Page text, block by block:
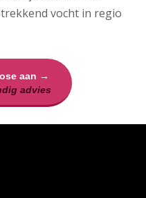
vocht in regio
aan →
advies